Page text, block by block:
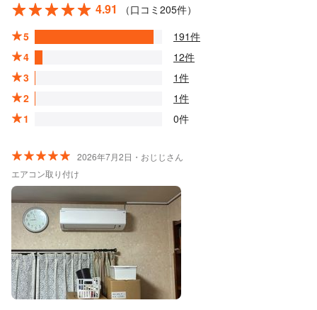
4.91
（口コミ205件）
5
191件
4
12件
3
1件
2
1件
1
0件
2026年7月2日・おじじさん
エアコン取り付け